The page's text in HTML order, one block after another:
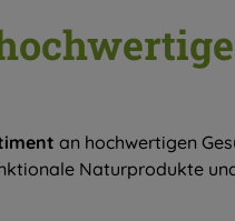
an hochwertigen
Naturprodukte